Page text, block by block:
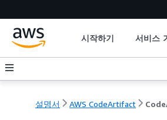
시작하기 서비스
설명서 AWS CodeArtifact